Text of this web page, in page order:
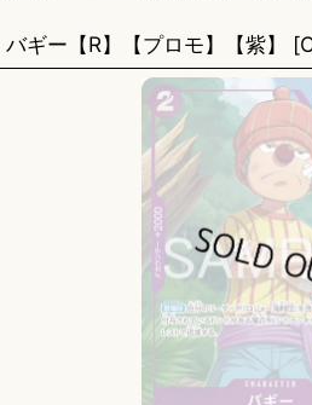
バギー【R】【プロモ】【紫】 [